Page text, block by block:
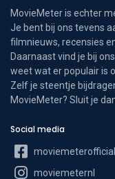
MovieMeter is echter
Je bent bij ons tevens
filmnieuws, recensies
Daarnaast vind je bij
weet wat er populair is
Zelf je steentje
MovieMeter? Sluit je
Social media
moviemeterofficial
moviemeternl